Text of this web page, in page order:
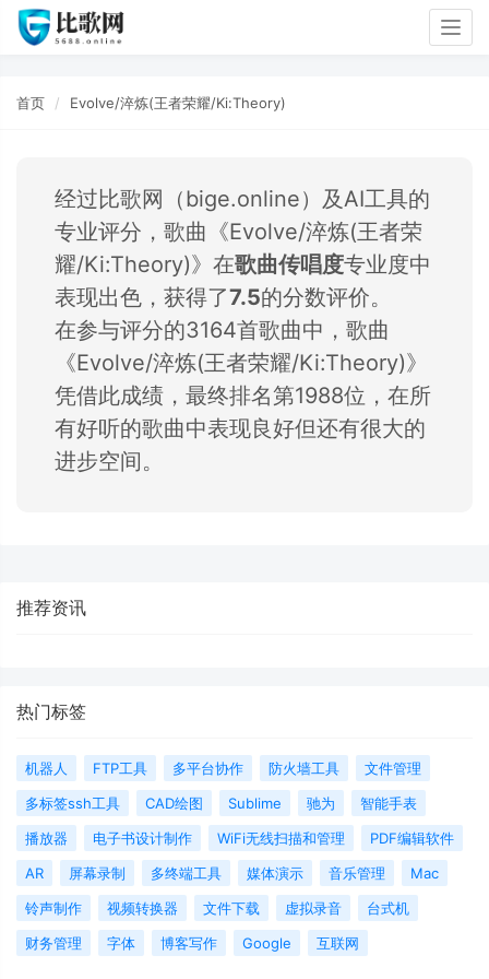
首页 Evolve/淬炼(王者荣耀/Ki:Theory)
经过比歌网（bige.online）及AI工具的
专业评分，歌曲《Evolve/淬炼(王者荣
耀/Ki:Theory)》在歌曲传唱度专业度中
表现出色，获得了7.5的分数评价。
在参与评分的3164首歌曲中，歌曲
《Evolve/淬炼(王者荣耀/Ki:Theory)》
凭借此成绩，最终排名第1988位，在所
有好听的歌曲中表现良好但还有很大的
进步空间。
推荐资讯
热门标签
机器人 FTP工具 多平台协作 防火墙工具
文件管理
多标签ssh工具
CAD绘图 Sublime 驰为
智能手表
播放器
电子书设计制作 WiFi无线扫描和管理
PDF编辑软件
AR
屏幕录制 多终端工具 媒体演示 音乐管理
Mac
铃声制作
视频转换器 文件下载 虚拟录音
台式机
财务管理
字体 博客写作 Google 互联网